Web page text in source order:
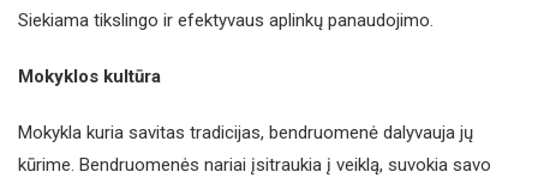
Siekiama tikslingo ir efektyvaus aplinkų panaudojimo.
Mokyklos kultūra
Mokykla kuria savitas tradicijas, bendruomenė dalyvauja jų
kūrime. Bendruomenės nariai įsitraukia į veiklą, suvokia savo